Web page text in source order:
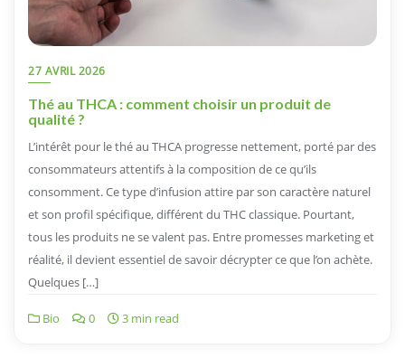
27 AVRIL 2026
Thé au THCA : comment choisir un produit de
qualité ?
L’intérêt pour le thé au THCA progresse nettement, porté par des
consommateurs attentifs à la composition de ce qu’ils
consomment. Ce type d’infusion attire par son caractère naturel
et son profil spécifique, différent du THC classique. Pourtant,
tous les produits ne se valent pas. Entre promesses marketing et
réalité, il devient essentiel de savoir décrypter ce que l’on achète.
Quelques […]
Bio 0 3 min read